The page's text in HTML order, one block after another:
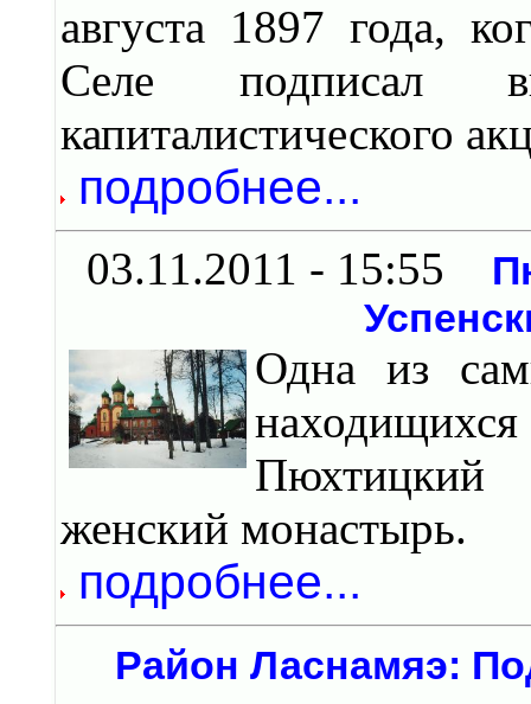
августа 1897 года,
Селе подписал
капиталистического
подробнее...
03.11.2011 - 15:55
Одна из
Пюхтицкий
женский монастырь.
подробнее...
Район Ласнамяэ: